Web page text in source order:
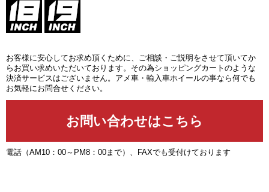
お客様に安心してお求め頂くために、ご相談・ご説明をさせて頂いてか
らお買い求めいただいております。その為ショッピングカートのような
決済サービスはございません。アメ車・輸入車ホイールの事なら何でも
お気軽にお問合せください。
電話（AM10：00～PM8：00まで）、FAXでも受付けております